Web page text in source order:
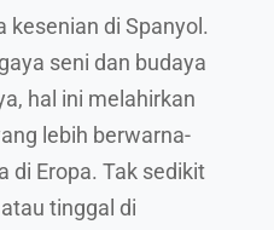
kesenian di Spanyol.
seni dan budaya
hal ini melahirkan
lebih berwarna-
di Eropa. Tak sedikit
tinggal di